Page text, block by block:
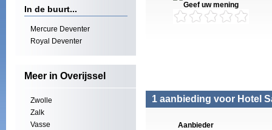
In de buurt...
Mercure Deventer
Royal Deventer
Meer in Overijssel
Zwolle
Zalk
Vasse
Geef uw mening
1 aanbieding voor Hotel
Aanbieder